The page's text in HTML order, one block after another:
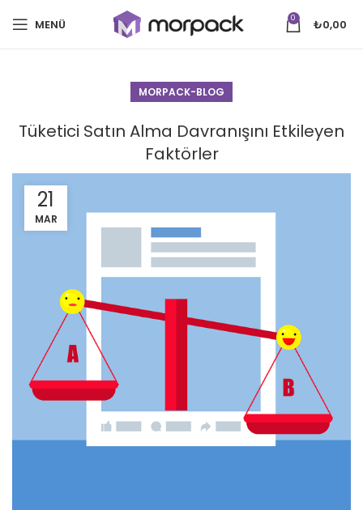
MENÜ 0 ₺0,00
MORPACK-BLOG
Tüketici Satın Alma Davranışını Etkileyen
Faktörler
21
MAR